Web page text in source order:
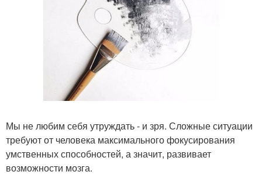
Мы не любим себя утруждать - и зря. Сложные ситуации
требуют от человека максимального фокусирования
умственных способностей, а значит, развивает
возможности мозга.